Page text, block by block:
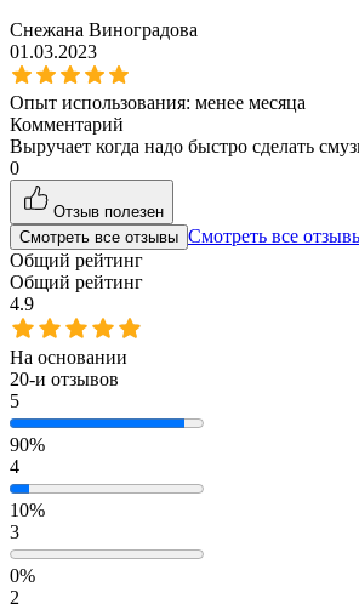
Снежана Виноградова
01.03.2023
Опыт использования: менее месяца
Комментарий
Выручает когда надо быстро сделать
0
Отзыв полезен
Смотреть все отзывы Смотреть все
Общий рейтинг
Общий рейтинг
4.9
На основании
20-и отзывов
5
90%
4
10%
3
0%
2